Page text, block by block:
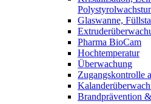
Glaswanne,
Pharma BioCam
Hochtemperatur
Überwachung
Zugangskontrolle
Brandprävention